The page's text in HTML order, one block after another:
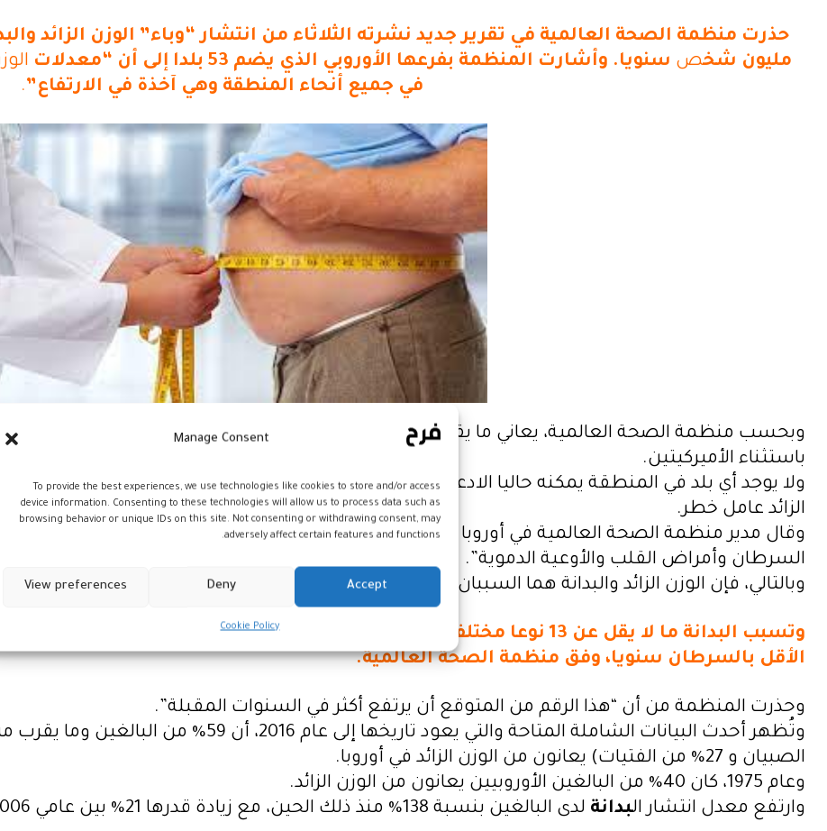
Manage Consent
To provide the best experiences, we use technologies like cookies to store and/or access
device information. Consenting to these technologies will allow us to process data such as
browsing behavior or unique IDs on this site. Not consenting or withdrawing consent, may
adversely affect certain features and functions.
Accept
Deny
View preferences
Cookie Policy
مليون شخص سنويا. وأشارت المنظمة بفرعها الأوروبي الذي يضم 53 بلدا إلى أن “معدلات
في جميع أنحاء المنطقة وهي آخذة في الارتفاع”.
وبحسب منظمة الصحة العالمية، يعاني ما يقرب من ربع البالغين في أوروبا من البدانة
المفرطة، ما
باستثناء الأميركيتين.
الزائد عامل خطر.
وقال مدير منظمة الصحة العالمية في أوروبا هانز كلوغه في التقرير “زيادة مؤشر كتلة الجسم عامل
السرطان وأمراض القلب والأوعية الدموية”.
وبالتالي، فإن الوزن الزائد والبدانة هما السببان وراء أكثر من 1,2 مليون حالة وفاة سنويا، ما يمثل أكثر من 13% من الوفيات في المنطقة، وفق الدراسة.
وتسبب البدانة ما لا يقل عن 13 نوعا مختلفا من السرطان، ومن المحتمل أن تكون
الأقل بالسرطان سنويا، وفق منظمة الصحة العالمية.
وحذرت المنظمة من أن “هذا الرقم من المتوقع أن يرتفع أكثر في السنوات المقبلة”.
الصبيان و 27% من الفتيات) يعانون من الوزن الزائد في أوروبا.
وعام 1975، كان 40% من البالغين الأوروبيين يعانون من الوزن الزائد.
وارتفع معدل انتشار البدانة لدى البالغين بنسبة 138% منذ ذلك الحين، مع زيادة قدرها 21% بين عامي 2006 و2016.